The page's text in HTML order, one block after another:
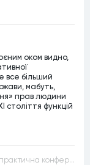
оком видно,
все більший
мабуть,
прав людини
століття функцій
22 червня відбудеться Міжнародна науково-практична конференція “Конституційна демократія в умовах загроз територіальній цілісності та національній безпеці”